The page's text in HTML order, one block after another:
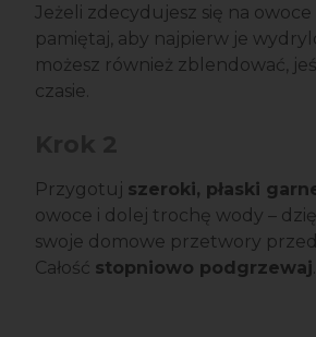
Jeżeli zdecydujesz się na owoce
pamiętaj, aby najpierw je
możesz również zblendować,
czasie.
Przygotuj szeroki, płaski
owoce i dolej trochę wody –
swoje domowe przetwory przed
Całość stopniowo podgrzewaj